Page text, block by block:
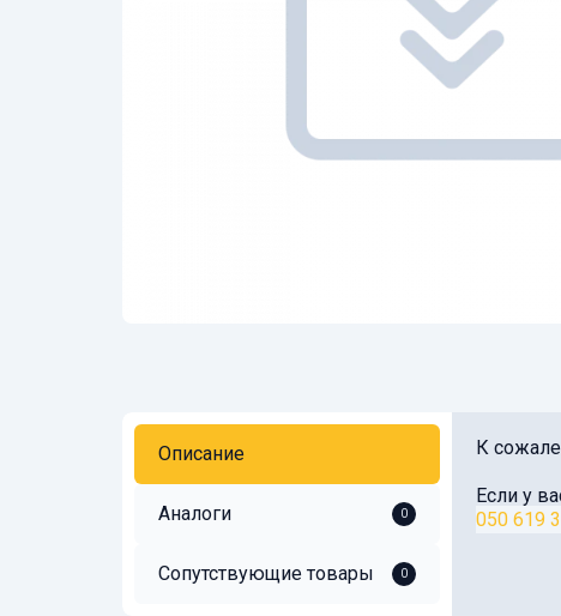
Описание
Аналоги 0
Сопутствующие товары 0
К
Если у
050 619